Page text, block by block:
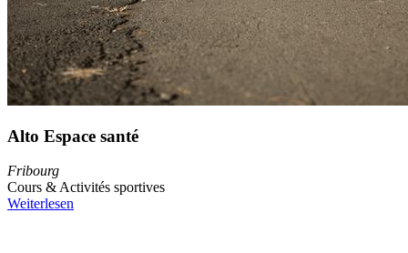
Alto Espace santé
Fribourg
Cours & Activités sportives
Weiterlesen